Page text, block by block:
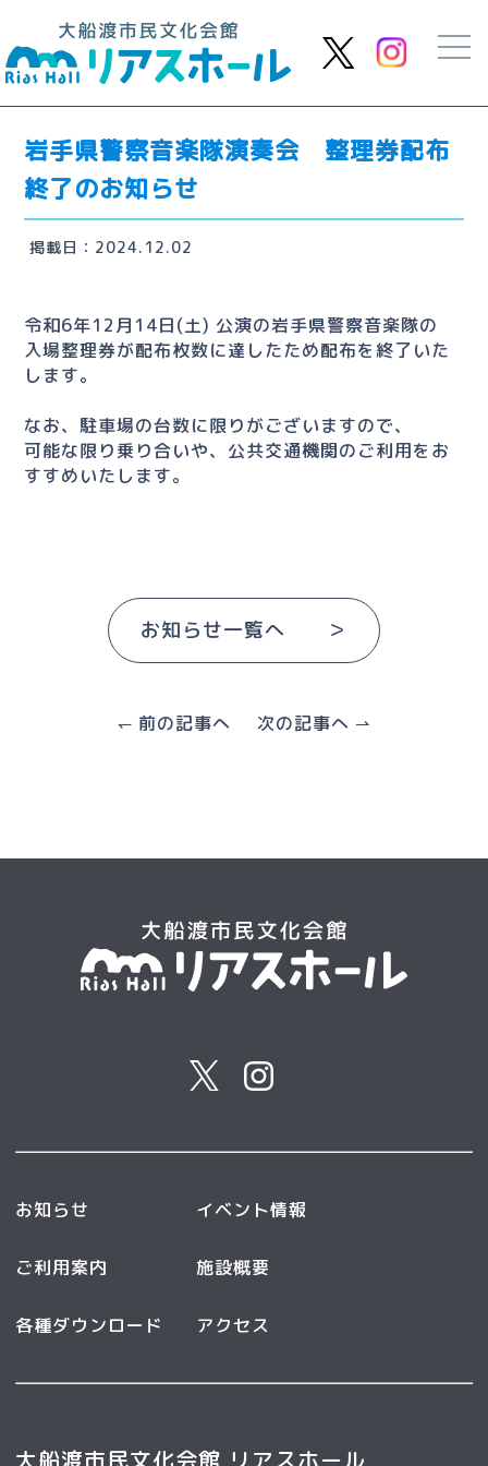
岩手県警察音楽隊演奏会 整理券配布
終了のお知らせ
掲載日：2024.12.02
令和6年12月14日(土) 公演の岩手県警察音楽隊の
入場整理券が配布枚数に達したため配布を終了いた
します。
なお、駐車場の台数に限りがございますので、
可能な限り乗り合いや、公共交通機関のご利用をお
すすめいたします。
お知らせ一覧へ ＞
↽ 前の記事へ 次の記事へ ⇀
お知らせ イベント情報
ご利用案内 施設概要
各種ダウンロード アクセス
大船渡市民文化会館 リアスホール